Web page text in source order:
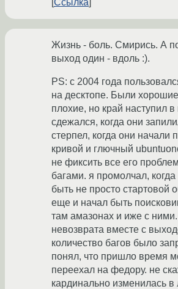
Жизнь - боль. Смирись. А
выход один - вдоль :).
PS: с 2004 года
на десктопе. Были
плохие, но край наступил
сдежался, когда они
стерпел, когда они начали
кривой и глючный
не фиксить все его
багами. я промолчал,
быть не просто стартовой
еще и начал быть
там амазонах и иже с ними.
невозврата вместе с
количество багов было
понял, что пришло время
переехал на федору. не
кардинально изменилась в